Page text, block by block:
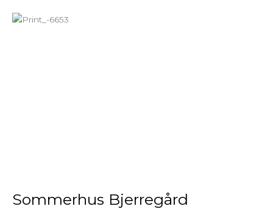
Sommerhus Bjerregård